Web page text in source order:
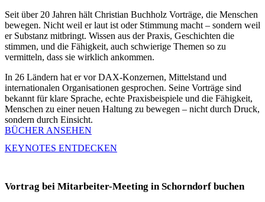
Seit über 20 Jahren hält Christian Buchholz Vorträge, die Menschen
bewegen. Nicht weil er laut ist oder Stimmung macht – sondern weil
er Substanz mitbringt. Wissen aus der Praxis, Geschichten die
stimmen, und die Fähigkeit, auch schwierige Themen so zu
vermitteln, dass sie wirklich ankommen.
In 26 Ländern hat er vor DAX-Konzernen, Mittelstand und
internationalen Organisationen gesprochen. Seine Vorträge sind
bekannt für klare Sprache, echte Praxisbeispiele und die Fähigkeit,
Menschen zu einer neuen Haltung zu bewegen – nicht durch Druck,
sondern durch Einsicht.
BÜCHER ANSEHEN
KEYNOTES ENTDECKEN
Vortrag bei Mitarbeiter-Meeting in Schorndorf buchen